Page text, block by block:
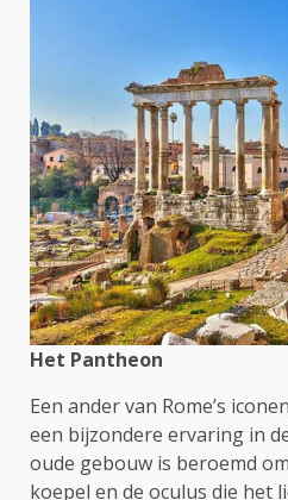
Het Pantheon
Een ander van Rome’s
een bijzondere ervaring in
oude gebouw is beroemd
koepel en de oculus die het